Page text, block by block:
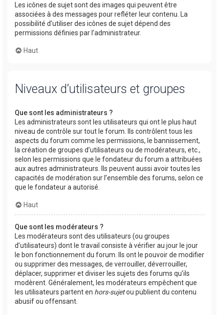
Les icônes de sujet sont des images qui peuvent être
associées à des messages pour refléter leur contenu. La
possibilité d’utiliser des icônes de sujet dépend des
permissions définies par l’administrateur.
Haut
Niveaux d’utilisateurs et groupes
Que sont les administrateurs ?
Les administrateurs sont les utilisateurs qui ont le plus haut
niveau de contrôle sur tout le forum. Ils contrôlent tous les
aspects du forum comme les permissions, le bannissement,
la création de groupes d’utilisateurs ou de modérateurs, etc.,
selon les permissions que le fondateur du forum a attribuées
aux autres administrateurs. Ils peuvent aussi avoir toutes les
capacités de modération sur l’ensemble des forums, selon ce
que le fondateur a autorisé.
Haut
Que sont les modérateurs ?
Les modérateurs sont des utilisateurs (ou groupes
d’utilisateurs) dont le travail consiste à vérifier au jour le jour
le bon fonctionnement du forum. Ils ont le pouvoir de modifier
ou supprimer des messages, de verrouiller, déverrouiller,
déplacer, supprimer et diviser les sujets des forums qu’ils
modèrent. Généralement, les modérateurs empêchent que
les utilisateurs partent en hors-sujetou publient du contenu
abusif ou offensant.